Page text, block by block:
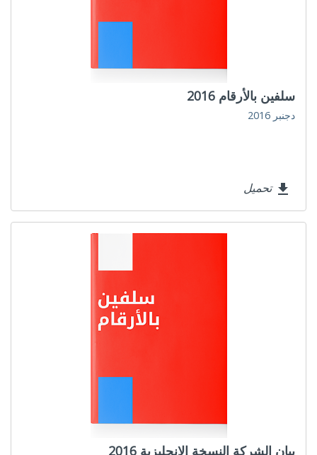
سلفين بالأرقام 2016
دجنبر 2016
file_download تحميل
بيان الشركة النسخة الإنجليزية 2016